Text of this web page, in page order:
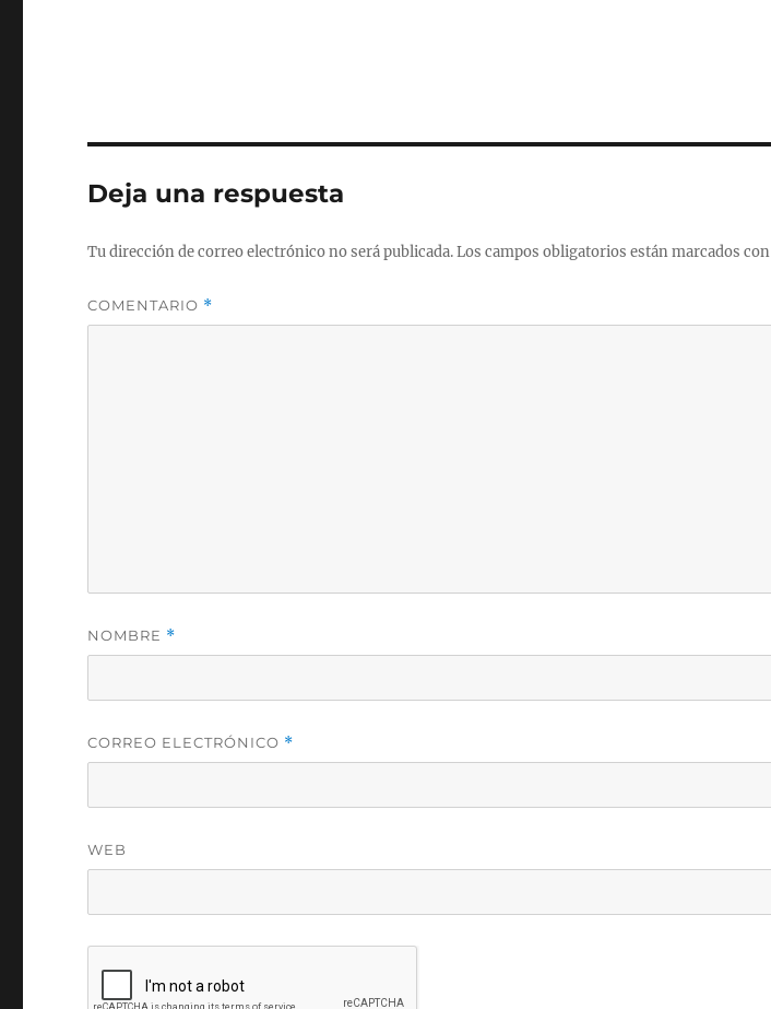
Deja una respuesta
Tu dirección de correo electrónico no será publicada.Los campos obligatorios están marcados con
COMENTARIO *
NOMBRE *
CORREO ELECTRÓNICO *
WEB